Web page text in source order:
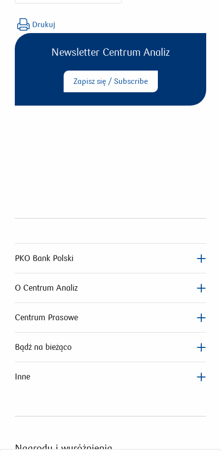
dziennik_rynkowy_250321.pdf
Drukuj
Newsletter Centrum Analiz
Zapisz się / Subscribe
PKO Bank Polski
O Centrum Analiz
Centrum Prasowe
Bądź na bieżąco
Inne
Nagrodyi wyróżnienia